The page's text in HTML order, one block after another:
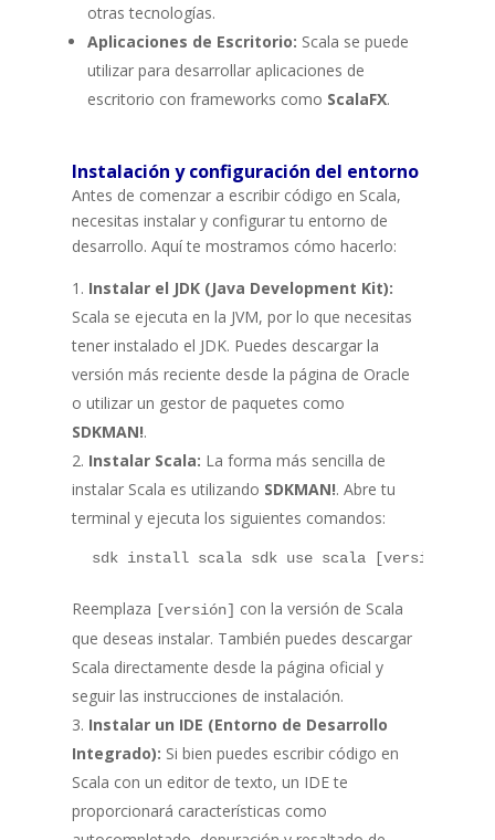
otras tecnologías.
Aplicaciones de Escritorio: Scala se puede
utilizar para desarrollar aplicaciones de
escritorio con frameworks como ScalaFX.
Instalación y configuración del entorno
Antes de comenzar a escribir código en Scala,
necesitas instalar y configurar tu entorno de
desarrollo. Aquí te mostramos cómo hacerlo:
Instalar el JDK (Java Development Kit):
Scala se ejecuta en la JVM, por lo que necesitas
tener instalado el JDK. Puedes descargar la
versión más reciente desde la página de Oracle
o utilizar un gestor de paquetes como
SDKMAN!.
Instalar Scala: La forma más sencilla de
instalar Scala es utilizando SDKMAN!. Abre tu
terminal y ejecuta los siguientes comandos:
sdk install scala sdk use scala [versión]
Reemplaza [versión] con la versión de Scala
que deseas instalar. También puedes descargar
Scala directamente desde la página oficial y
seguir las instrucciones de instalación.
Instalar un IDE (Entorno de Desarrollo
Integrado): Si bien puedes escribir código en
Scala con un editor de texto, un IDE te
proporcionará características como